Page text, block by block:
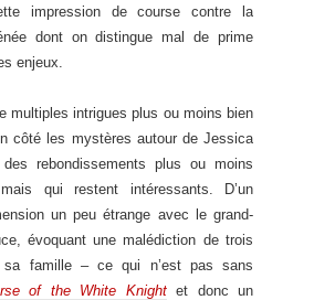
impression de course contre la
dont on distingue mal de prime
enjeux.
multiples intrigues plus ou moins bien
côté les mystères autour de Jessica
rebondissements plus ou moins
qui restent intéressants. D’un
un peu étrange avec le grand-
évoquant une malédiction de trois
famille – ce qui n’est pas sans
of the White Knightet donc un